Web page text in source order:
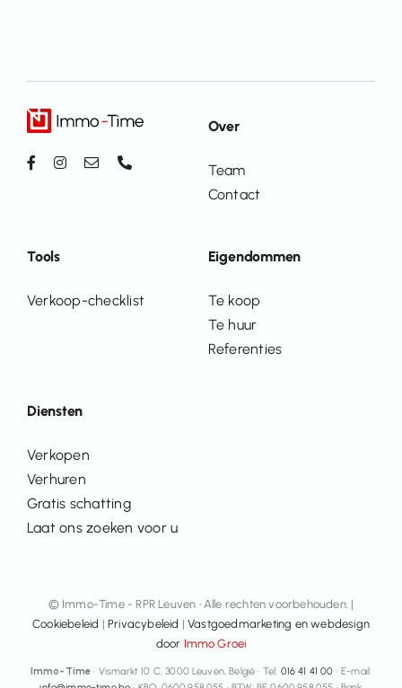
Diensten
Verkopen
Verhuren
Gratis schatting
Laat ons zoeken voor u
Eigendommen
Te koop
Te huur
Referenties
Over
Team
Contact
Tools
Verkoop-checklist
© Immo-Time - RPR Leuven • Alle rechten voorbehouden. |
Cookiebeleid | Privacybeleid |Vastgoedmarketing en webdesign
door Immo Groei
Immo-Time · Vismarkt 10 C, 3000 Leuven, België · Tel: 016 41 41 00 · E-mail: